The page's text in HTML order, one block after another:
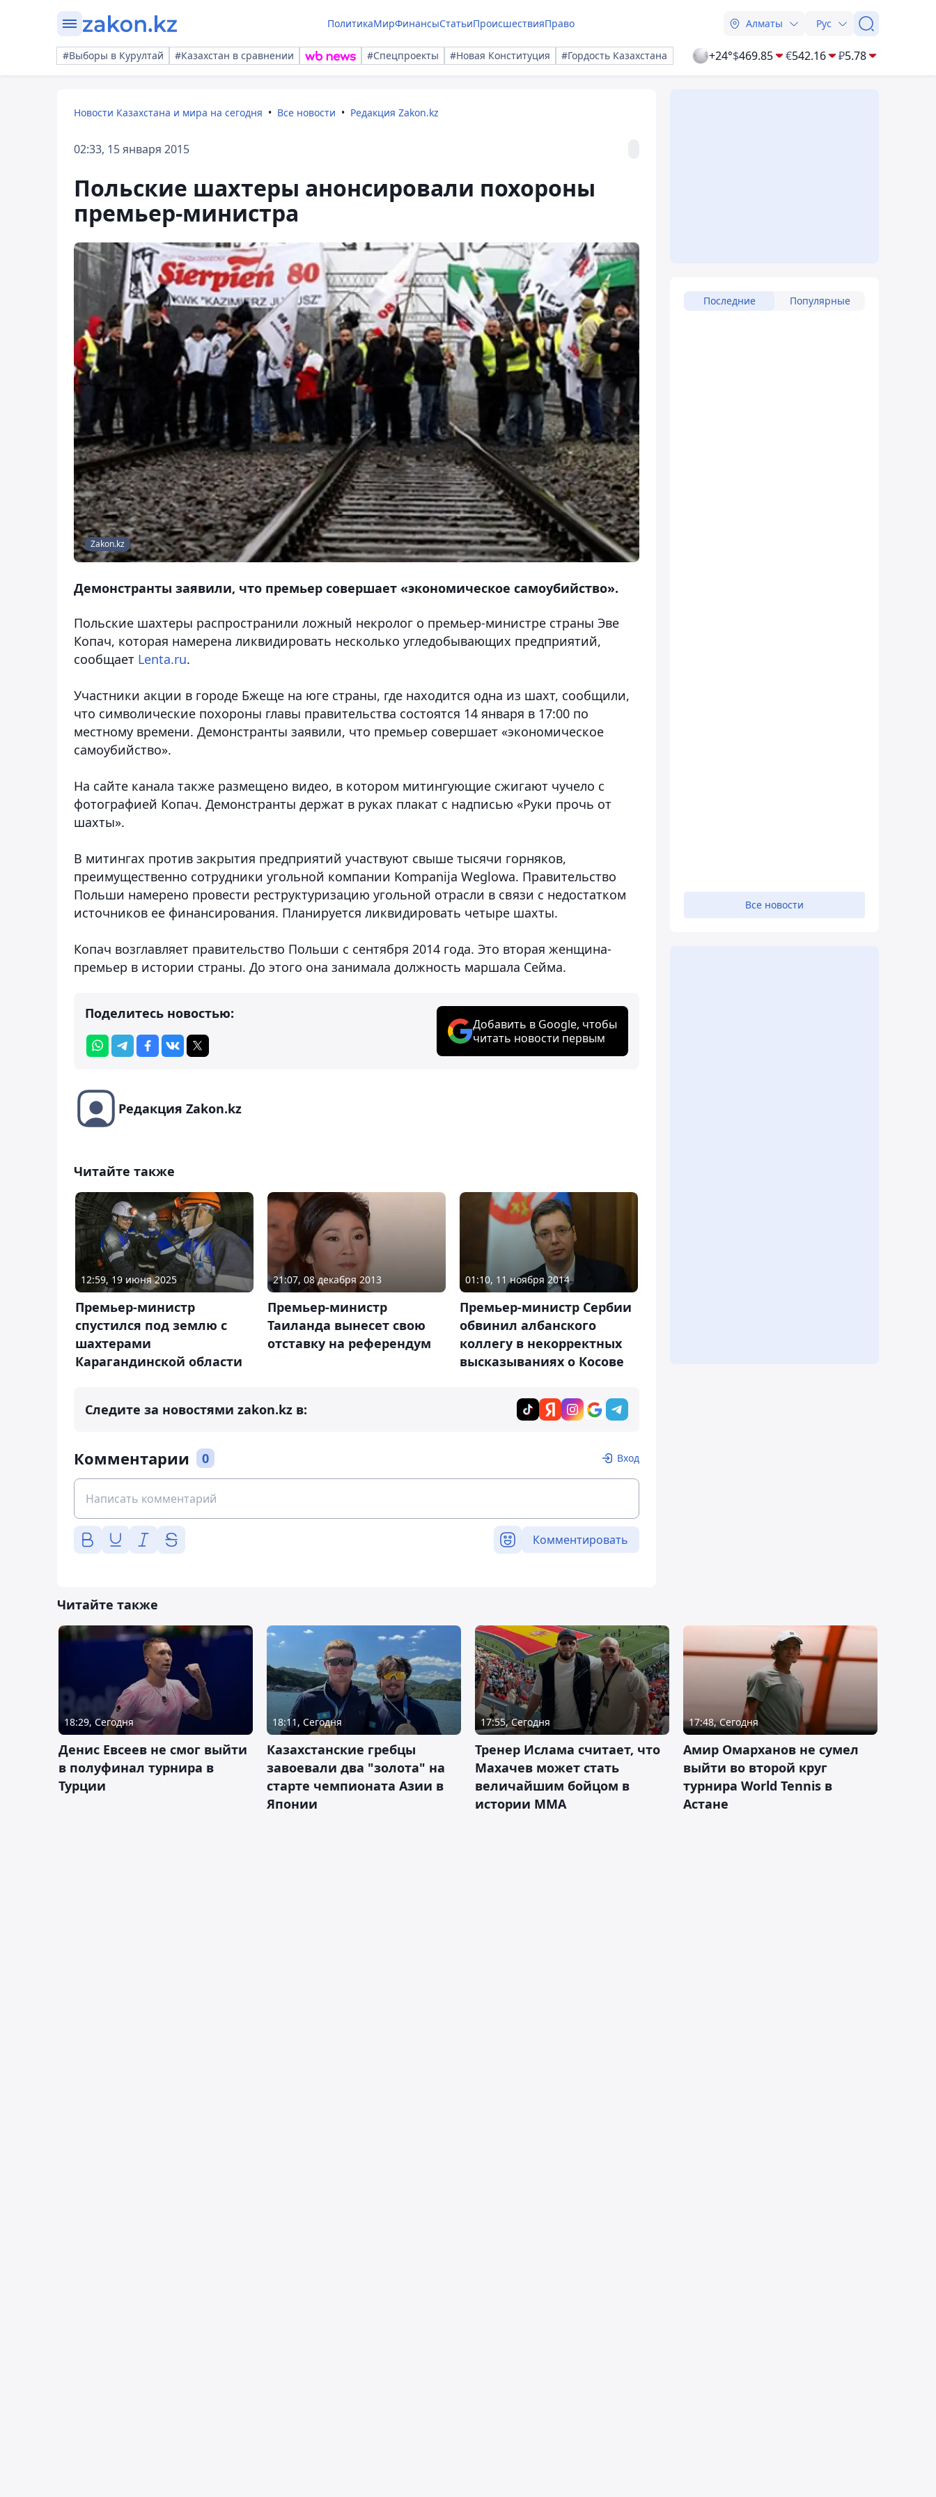
ПолитикаМирФинансыСтатьиПроисшествияПраво Алматы Рус
#Выборы в Курултай #Казахстан в сравнении #Спецпроекты #Новая Конституция #Гордость Казахстана +24°$469.85 €542.16 ₽5.78
Новости Казахстана и мира на сегодня Все новости Редакция Zakon.kz
02:33, 15 января 2015
Польские шахтеры анонсировали похороны
премьер-министра
Zakon.kz
Демонстранты заявили, что премьер совершает «экономическое самоубийство».
Польские шахтеры распространили ложный некролог о премьер-министре страны Эве
Копач, которая намерена ликвидировать несколько угледобывающих предприятий,
сообщает Lenta.ru.
Участники акции в городе Бжеще на юге страны, где находится одна из шахт, сообщили,
что символические похороны главы правительства состоятся 14 января в 17:00 по
местному времени. Демонстранты заявили, что премьер совершает «экономическое
самоубийство».
На сайте канала также размещено видео, в котором митингующие сжигают чучело с
фотографией Копач. Демонстранты держат в руках плакат с надписью «Руки прочь от
шахты».
В митингах против закрытия предприятий участвуют свыше тысячи горняков,
преимущественно сотрудники угольной компании Kompanija Wеglowa. Правительство
Польши намерено провести реструктуризацию угольной отрасли в связи с недостатком
источников ее финансирования. Планируется ликвидировать четыре шахты.
Копач возглавляет правительство Польши с сентября 2014 года. Это вторая женщина-
премьер в истории страны. До этого она занимала должность маршала Сейма.
Поделитесь новостью:
Добавить в Google, чтобы
читать новости первым
Редакция Zakon.kz
Читайте также
12:59, 19 июня 2025
Премьер-министр
спустился под землю с
шахтерами
Карагандинской области
21:07, 08 декабря 2013
Премьер-министр
Таиланда вынесет свою
отставку на референдум
01:10, 11 ноября 2014
Премьер-министр Сербии
обвинил албанского
коллегу в некорректных
высказываниях о Косове
Следите за новостями zakon.kz в:
Комментарии 0 Вход
Комментировать
Последние Популярные
Все новости
Читайте также
18:29, Сегодня
Денис Евсеев не смог выйти
в полуфинал турнира в
Турции
18:11, Сегодня
Казахстанские гребцы
завоевали два "золота" на
старте чемпионата Азии в
Японии
17:55, Сегодня
Тренер Ислама считает, что
Махачев может стать
величайшим бойцом в
истории ММА
17:48, Сегодня
Амир Омарханов не сумел
выйти во второй круг
турнира World Tennis в
Астане